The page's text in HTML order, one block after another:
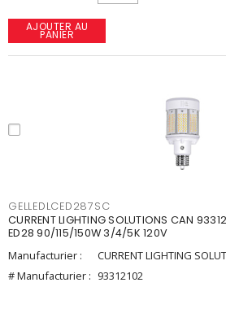
AJOUTER AU
PANIER
GELLEDLCED287SC
CURRENT LIGHTING SOLUTIONS CAN
ED28 90/115/150W 3/4/5K 120V
Manufacturier :
CURRENT LIGHTING
# Manufacturier : 93312102